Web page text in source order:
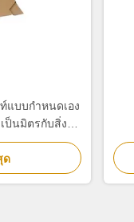
แบบกำหนดเอง
ป็นมิตรกับสิ่ง
ด